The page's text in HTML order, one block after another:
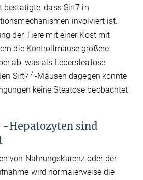
bestätigte, dass Sirt7 in
involviert ist.
der Tiere mit einer Kost mit
die Kontrollmäuse größere
ab, was als Lebersteatose
Sirt7-/--Mäusen dagegen konnte
keine Steatose beobachtet
-Hepatozyten sind
von Nahrungskarenz oder der
wird normalerweise die